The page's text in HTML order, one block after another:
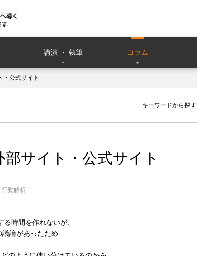
講演 ・ 執筆 コラム
・公式サイト
キーワードから探す
サイト・公式サイト
行動解析
時間を作れないが、
論があったため